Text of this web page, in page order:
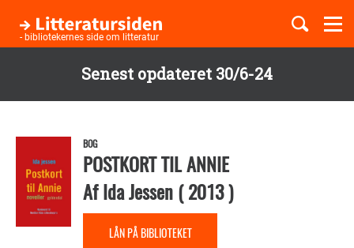
Senest opdateret 30/6-24
hovedindhold
- bibliotekernes side om litteratur
Børnebøger
Temaer
BOG
POSTKORT TIL ANNIE
AfIda Jessen(2013)
LÅN PÅ BIBLIOTEKET